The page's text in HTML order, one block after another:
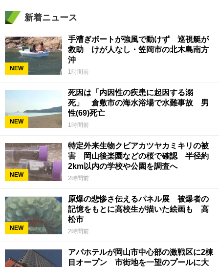
新着ニュース
NEW
手漕ぎボートが強風で動けず 巡視艇が
救助 けが人なし・笠岡市の北木島南方
沖
1時間前
NEW
死因は「内因性の疾患に起因する溺
死」 倉敷市の海水浴場で水難事故 男
性(69)死亡
1時間前
NEW
特定外来生物クビアカツヤカミキリの被
害 岡山後楽園などの桜で確認 半径約
2km以内の学校や公園を調査へ
2時間前
NEW
原爆の悲惨さ伝えるパネル展 被爆者の
記憶をもとに高校生が描いた絵画も 高
松市
2時間前
アパホテルが岡山市中心部の激戦区に2棟
目オープン 市街地を一望のプールに大